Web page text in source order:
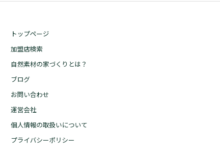
トップページ
加盟店検索
自然素材の家づくりとは？
ブログ
お問い合わせ
運営会社
個人情報の取扱いについて
プライバシーポリシー